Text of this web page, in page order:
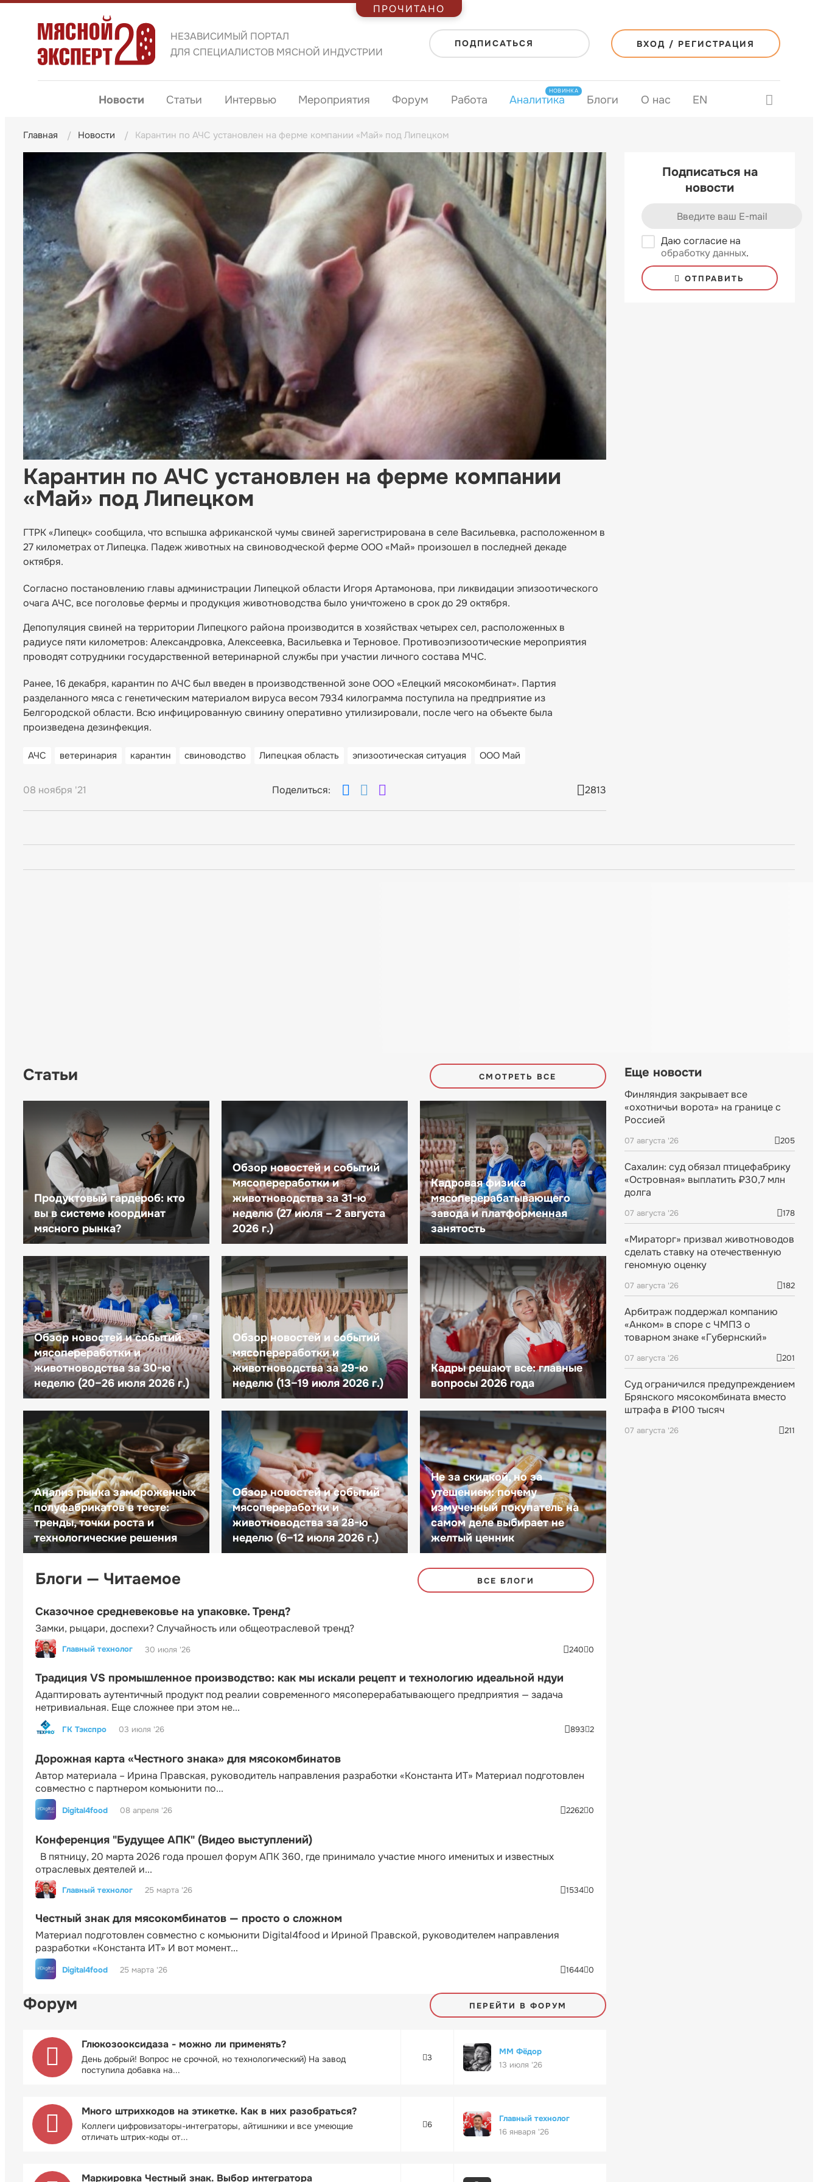
НЕЗАВИСИМЫЙ ПОРТАЛ
ДЛЯ СПЕЦИАЛИСТОВ МЯСНОЙ ИНДУСТРИИ
ПОДПИСАТЬСЯ ВХОД / РЕГИСТРАЦИЯ
Новости Статьи Интервью Мероприятия Форум Работа Аналитика
НОВИНКА
Блоги О нас EN
Главная Новости Карантин по АЧС установлен на ферме компании «Май» под Липецком
Карантин по АЧС установлен на ферме компании
«Май» под Липецком
ГТРК «Липецк» сообщила, что вспышка африканской чумы свиней зарегистрирована в селе Васильевка, расположенном в
27 километрах от Липецка. Падеж животных на свиноводческой ферме ООО «Май» произошел в последней декаде
октября.
Согласно постановлению главы администрации Липецкой области Игоря Артамонова, при ликвидации эпизоотического
очага АЧС, все поголовье фермы и продукция животноводства было уничтожено в срок до 29 октября.
Депопуляция свиней на территории Липецкого района производится в хозяйствах четырех сел, расположенных в
радиусе пяти километров: Александровка, Алексеевка, Васильевка и Терновое. Противоэпизоотические мероприятия
проводят сотрудники государственной ветеринарной службы при участии личного состава МЧС.
Ранее, 16 декабря, карантин по АЧС был введен в производственной зоне ООО «Елецкий мясокомбинат». Партия
разделанного мяса с генетическим материалом вируса весом 7934 килограмма поступила на предприятие из
Белгородской области. Всю инфицированную свинину оперативно утилизировали, после чего на объекте была
произведена дезинфекция.
АЧС ветеринария карантин свиноводство Липецкая область эпизоотическая ситуация ООО Май
08 ноября '21 Поделиться: 2813
Подписаться на
новости
Даю согласие на
обработку данных.
ОТПРАВИТЬ
Статьи СМОТРЕТЬ ВСЕ
Продуктовый гардероб: кто
вы в системе координат
мясного рынка?
Обзор новостей и событий
мясопереработки и
животноводства за 31-ю
неделю (27 июля – 2 августа
2026 г.)
Кадровая физика
мясоперерабатывающего
завода и платформенная
занятость
Обзор новостей и событий
мясопереработки и
животноводства за 30-ю
неделю (20–26 июля 2026 г.)
Обзор новостей и событий
мясопереработки и
животноводства за 29-ю
неделю (13–19 июля 2026 г.)
Кадры решают все: главные
вопросы 2026 года
Анализ рынка замороженных
полуфабрикатов в тесте:
тренды, точки роста и
технологические решения
Обзор новостей и событий
мясопереработки и
животноводства за 28-ю
неделю (6–12 июля 2026 г.)
Не за скидкой, но за
утешением: почему
измученный покупатель на
самом деле выбирает не
желтый ценник
Блоги — Читаемое ВСЕ БЛОГИ
Сказочное средневековье на упаковке. Тренд?
Замки, рыцари, доспехи? Случайность или общеотраслевой тренд?
Главный технолог 30 июля '26 240 0
Традиция VS промышленное производство: как мы искали рецепт и технологию идеальной ндуи
Адаптировать аутентичный продукт под реалии современного мясоперерабатывающего предприятия — задача
нетривиальная. Еще сложнее при этом не...
ГК Тэкспро 03 июля '26 893 2
Дорожная карта «Честного знака» для мясокомбинатов
Автор материала – Ирина Правская, руководитель направления разработки «Константа ИТ» Материал подготовлен
совместно с партнером комьюнити по...
Digital4food 08 апреля '26 2262 0
Конференция "Будущее АПК" (Видео выступлений)
В пятницу, 20 марта 2026 года прошел форум АПК 360, где принимало участие много именитых и известных
отраслевых деятелей и...
Главный технолог 25 марта '26 1534 0
Честный знак для мясокомбинатов — просто о сложном
Материал подготовлен совместно с комьюнити Digital4food и Ириной Правской, руководителем направления
разработки «Константа ИТ» И вот момент...
Digital4food 25 марта '26 1644 0
Форум ПЕРЕЙТИ В ФОРУМ
Глюкозооксидаза - можно ли применять?
День добрый! Вопрос не срочной, но технологический) На завод
поступила добавка на...
3
ММ Фёдор
13 июля '26
Много штрихкодов на этикетке. Как в них разобраться?
Коллеги цифровизаторы-интеграторы, айтишники и все умеющие
отличать штрих-коды от...
6
Главный технолог
16 января '26
Маркировка Честный знак. Выбор интегратора
Еще новости
Финляндия закрывает все
«охотничьи ворота» на границе с
Россией
07 августа '26 205
Сахалин: суд обязал птицефабрику
«Островная» выплатить ₽30,7 млн
долга
07 августа '26 178
«Мираторг» призвал животноводов
сделать ставку на отечественную
геномную оценку
07 августа '26 182
Арбитраж поддержал компанию
«Анком» в споре с ЧМПЗ о
товарном знаке «Губернский»
07 августа '26 201
Суд ограничился предупреждением
Брянского мясокомбината вместо
штрафа в ₽100 тысяч
07 августа '26 211
ПРОЧИТАНО